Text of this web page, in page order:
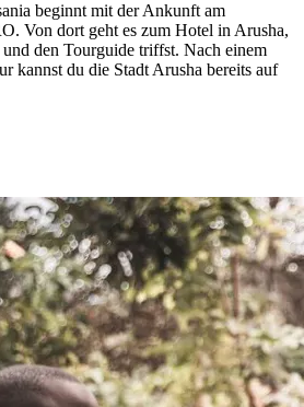
beginnt mit der Ankunft am
Von dort geht es zum Hotel in Arusha,
den Tourguide triffst. Nach einem
kannst du die Stadt Arusha bereits auf